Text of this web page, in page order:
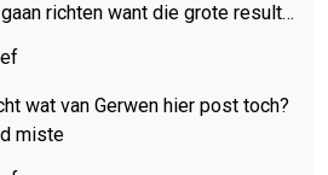
richten want die grote resulta
is is het niveau de laatste j
en dat kan hij niet bijbenen. Oo
veel te zwak is, dat blijft hij
wat van Gerwen hier post toch?
miste